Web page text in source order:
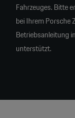
Fahrzeuges. Bitte
bei Ihrem Porsche
Betriebsanleitung
unterstützt.